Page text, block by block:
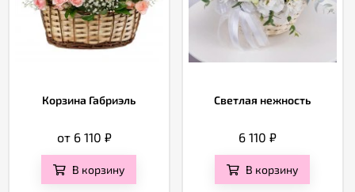
Корзина Габриэль
от 6 110 ₽
В корзину
Светлая нежность
6 110₽
В корзину